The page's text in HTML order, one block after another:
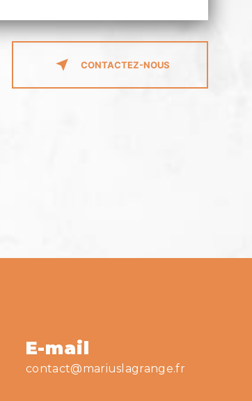
CONTACTEZ-NOUS
E-mail
contact@mariuslagrange.fr